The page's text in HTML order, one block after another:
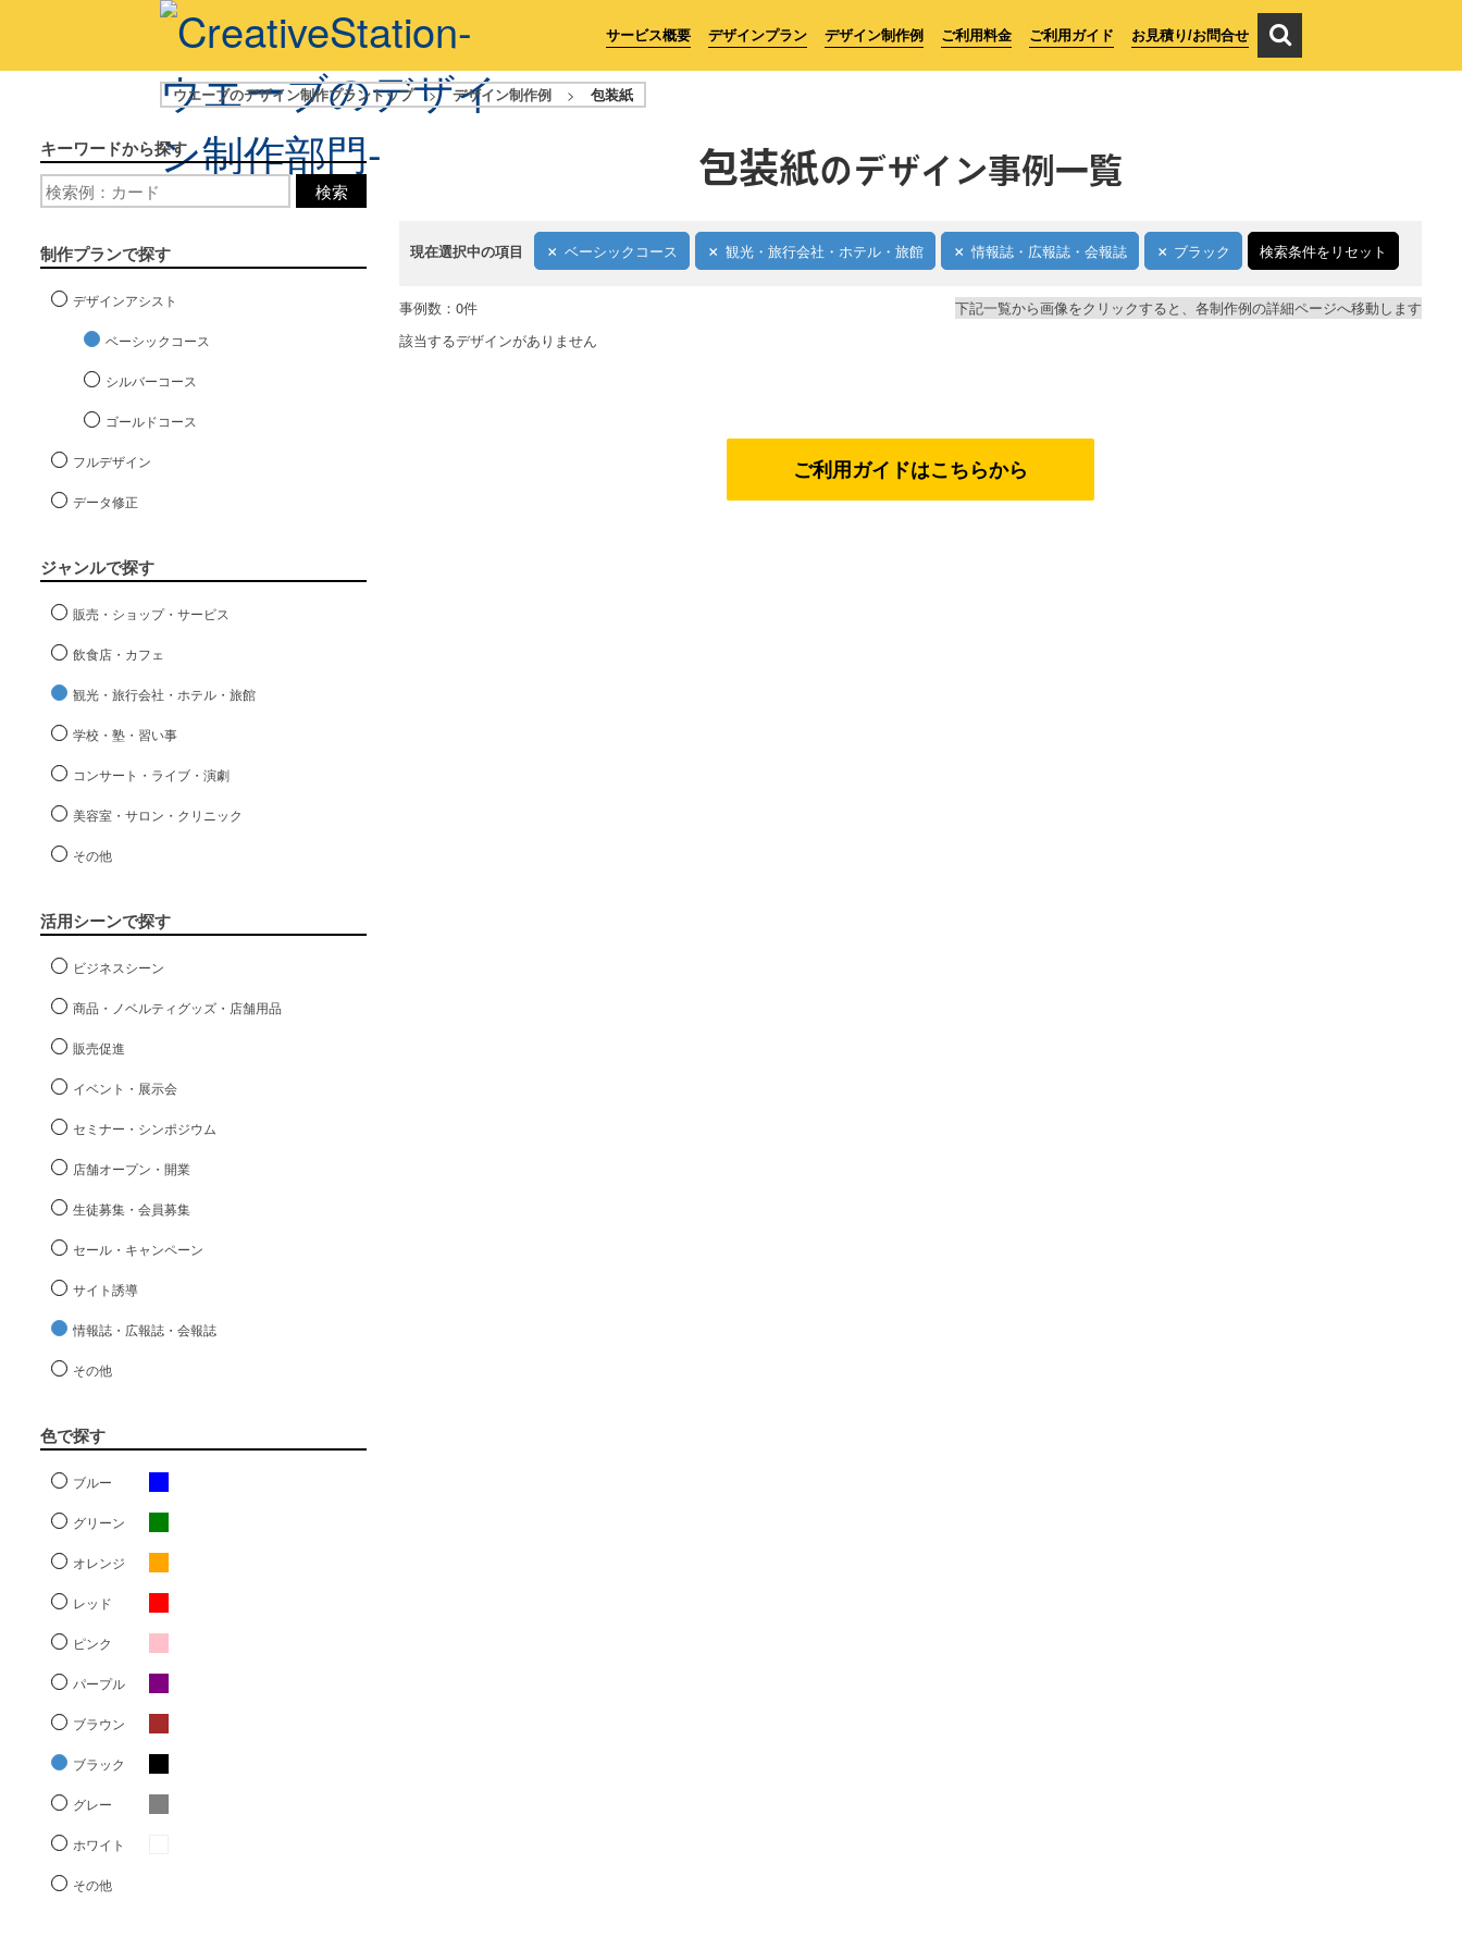
サービス概要 デザインプラン デザイン制作例 ご利用料金 ご利用ガイド お見積り/お問合せ
ウエーブのデザイン制作プラントップ > デザイン制作例 > 包装紙
包装紙のデザイン事例一覧
現在選択中の項目 ベーシックコース 観光・旅行会社・ホテル・旅館 情報誌・広報誌・会報誌 ブラック 検索条件をリセット
キーワードから探す
検索
制作プランで探す
デザインアシスト
ベーシックコース
シルバーコース
ゴールドコース
フルデザイン
データ修正
ジャンルで探す
販売・ショップ・サービス
飲食店・カフェ
観光・旅行会社・ホテル・旅館
学校・塾・習い事
コンサート・ライブ・演劇
美容室・サロン・クリニック
その他
活用シーンで探す
ビジネスシーン
商品・ノベルティグッズ・店舗用品
販売促進
イベント・展示会
セミナー・シンポジウム
店舗オープン・開業
生徒募集・会員募集
セール・キャンペーン
サイト誘導
情報誌・広報誌・会報誌
その他
色で探す
ブルー
グリーン
オレンジ
レッド
ピンク
パープル
ブラウン
ブラック
グレー
ホワイト
その他
事例数：0件
下記一覧から画像をクリックすると、各制作例の詳細ページへ移動します
該当するデザインがありません
ご利用ガイドはこちらから